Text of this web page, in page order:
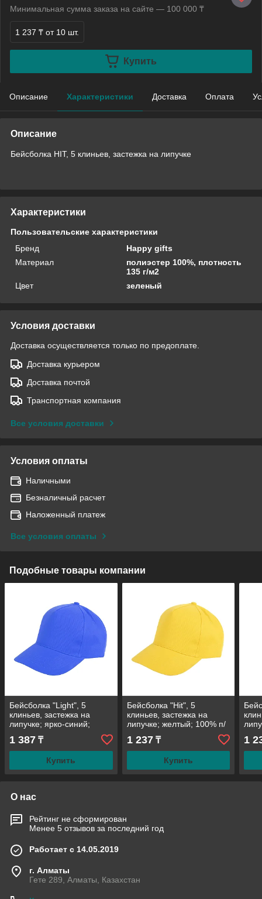
Минимальная сумма заказа на сайте — 100 000 ₸
1 237 ₸ от 10 шт.
Купить
Описание Характеристики Доставка Оплата
Описание
Бейсболка HIT, 5 клиньев, застежка на липучке
Характеристики
Пользовательские характеристики
Бренд
Happy gifts
Материал
полиэстер 100%, плотность
135 г/м2
Цвет
зеленый
Условия доставки
Доставка осуществляется только по предоплате.
Доставка курьером
Доставка почтой
Транспортная компания
Все условия доставки
Условия оплаты
Наличными
Безналичный расчет
Наложенный платеж
Все условия оплаты
Подобные товары компании
Бейсболка "Light", 5
клиньев, застежка на
липучке; ярко-синий;
100% хлопок; плотность
150 г/м2
1 387 ₸
Купить
Бейсболка "Hit", 5
клиньев, застежка на
липучке; желтый; 100% п/
э; плотность 135 г/м2
1 237₸
Купить
1
О нас
Рейтинг не сформирован
Менее 5 отзывов за последний год
Работает с 14.05.2019
г. Алматы
Гете 289, Алматы, Казахстан